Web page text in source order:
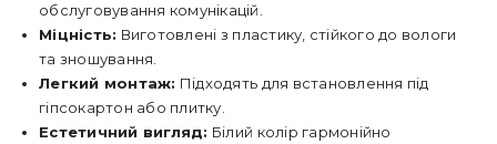
обслуговування комунікацій.
Міцність: Виготовлені з пластику, стійкого до вологи
та зношування.
Легкий монтаж: Підходять для встановлення під
гіпсокартон або плитку.
Естетичний вигляд: Білий колір гармонійно